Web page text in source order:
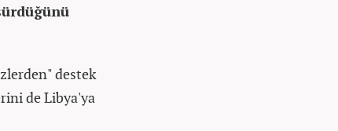
destek
de Libya'ya